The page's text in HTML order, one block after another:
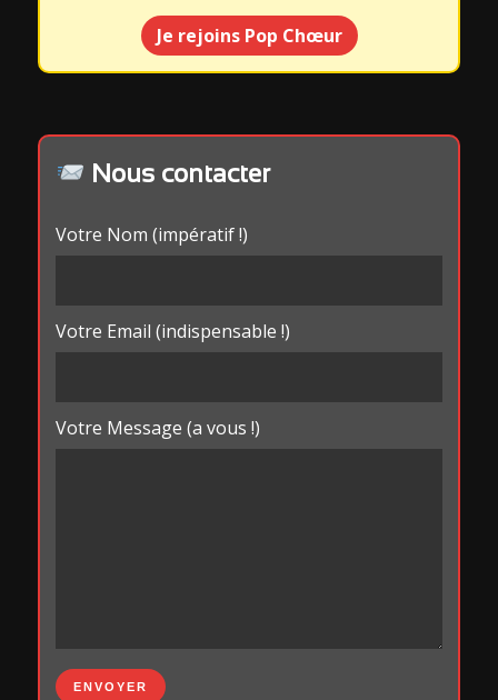
Je rejoins Pop Chœur
Nous contacter
Votre Nom (impératif !)
Votre Email (indispensable !)
Votre Message (a vous !)